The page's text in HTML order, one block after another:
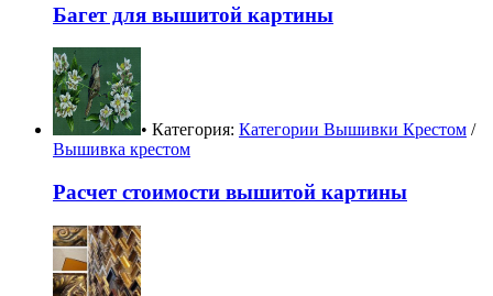
Багет для вышитой картины
• Категория: Категории Вышивки Крестом /
Вышивка крестом
Расчет стоимости вышитой картины